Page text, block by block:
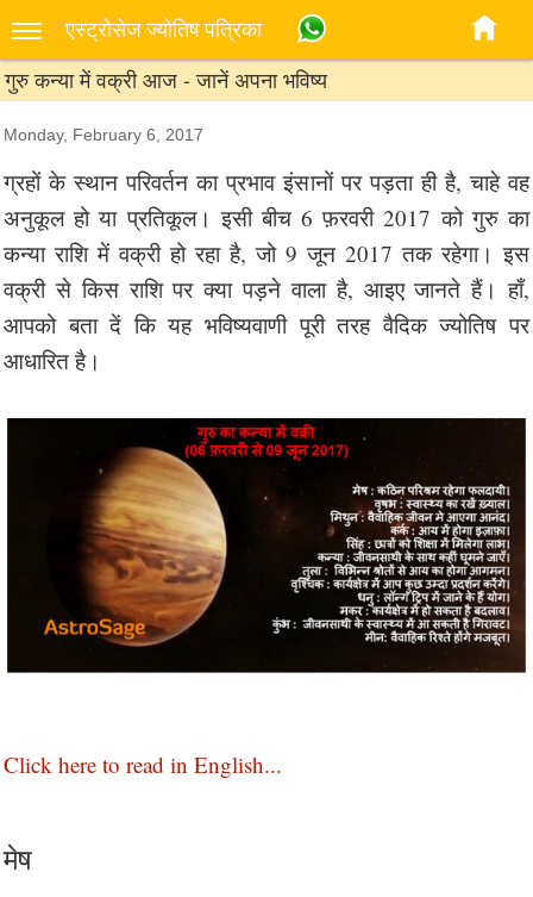
एस्‍ट्रोसेज ज्‍योतिष पत्रिका
गुरु कन्या में वक्री आज - जानें अपना भविष्य
Monday, February 6, 2017
ग्रहों के स्थान परिवर्तन का प्रभाव इंसानों पर पड़ता ही है, चाहे वह
अनुकूल हो या प्रतिकूल। इसी बीच 6 फ़रवरी 2017 को गुरु का
कन्या राशि में वक्री हो रहा है, जो 9 जून 2017 तक रहेगा। इस
वक्री से किस राशि पर क्या पड़ने वाला है, आइए जानते हैं। हाँ,
आपको बता दें कि यह भविष्यवाणी पूरी तरह वैदिक ज्योतिष पर
आधारित है।
Click here to read in English...
मेष